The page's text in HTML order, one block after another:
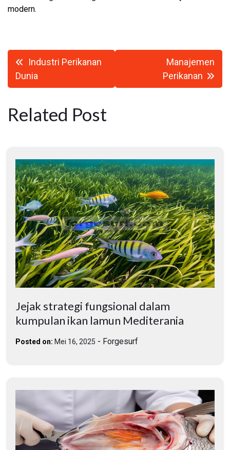
modern.
Navigasi
pos
Industri Perikanan
Dunia
Manajemen
Perikanan
Related Post
Jejak strategi fungsional dalam
kumpulan ikan lamun Mediterania
Posted on: Mei 16, 2025 - Forgesurf